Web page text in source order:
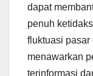
dapat
penuh
fluktuasi pasar
menawarkan
terinformasi